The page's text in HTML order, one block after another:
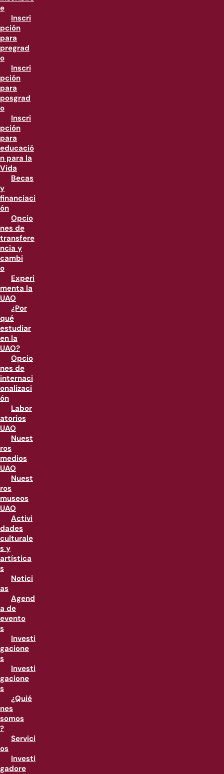
e
Inscri
pción
para
pregrad
o
Inscri
pción
para
posgrad
o
Inscri
pción
para
educació
n para la
Vida
Becas
y
financiaci
ón
Opcio
nes de
transfere
ncia y
cambi
o
Experi
menta la
UAO
¿Por
qué
estudiar
en la
UAO?
Opcio
nes de
internaci
onalizaci
ón
Labor
atorios
UAO
Nuest
ros
medios
UAO
Nuest
ros
museos
UAO
Activi
dades
culturale
s y
artística
s
Notici
as
Agend
a de
evento
s
Investi
gacione
s
Investi
gacione
s
¿Quié
nes
somos
?
Servici
os
Investi
gadore